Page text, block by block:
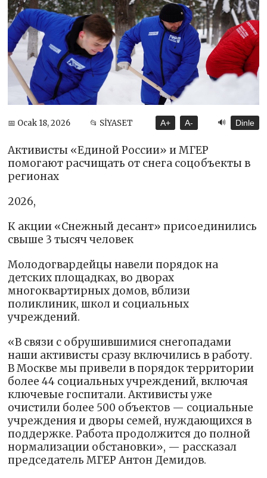
📅 Ocak 18, 2026 📂 SİYASET A+ A- 🔊 Dinle
Активисты «Единой России» и МГЕР
помогают расчищать от снега соцобъекты в
регионах
2026,
К акции «Снежный десант» присоединились
свыше 3 тысяч человек
Молодогвардейцы навели порядок на
детских площадках, во дворах
многоквартирных домов, вблизи
поликлиник, школ и социальных
учреждений.
«В связи с обрушившимися снегопадами
наши активисты сразу включились в работу.
В Москве мы привели в порядок территории
более 44 социальных учреждений, включая
ключевые госпитали. Активисты уже
очистили более 500 объектов — социальные
учреждения и дворы семей, нуждающихся в
поддержке. Работа продолжится до полной
нормализации обстановки», — рассказал
председатель МГЕР Антон Демидов.